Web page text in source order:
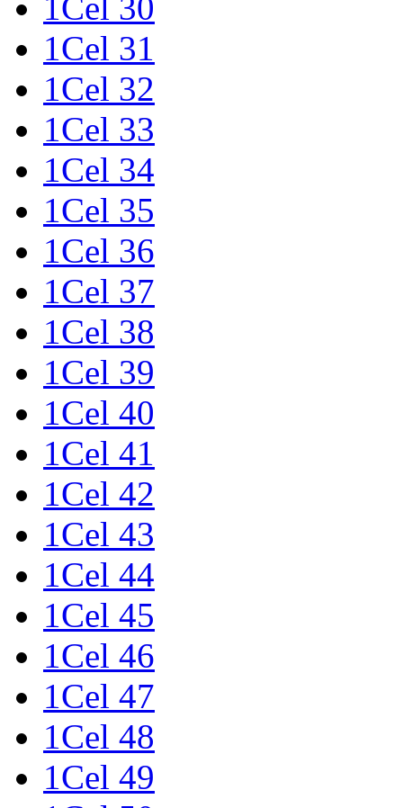
1Cel 31
1Cel 32
1Cel 33
1Cel 34
1Cel 35
1Cel 36
1Cel 37
1Cel 38
1Cel 39
1Cel 40
1Cel 41
1Cel 42
1Cel 43
1Cel 44
1Cel 45
1Cel 46
1Cel 47
1Cel 48
1Cel 49